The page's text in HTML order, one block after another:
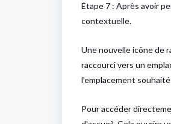
Étape 7 : Après avoir
contextuelle.
Une nouvelle icône de
raccourci vers un
l'emplacement
Pour accéder